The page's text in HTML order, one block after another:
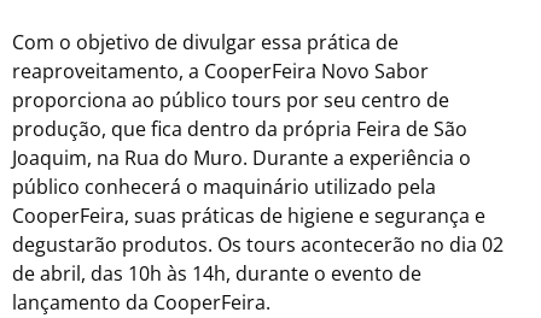
Com o objetivo de divulgar essa prática de
reaproveitamento, a CooperFeira Novo Sabor
proporciona ao público tours por seu centro de
produção, que fica dentro da própria Feira de São
Joaquim, na Rua do Muro. Durante a experiência o
público conhecerá o maquinário utilizado pela
CooperFeira, suas práticas de higiene e segurança e
degustarão produtos. Os tours acontecerão no dia 02
de abril, das 10h às 14h, durante o evento de
lançamento da CooperFeira.